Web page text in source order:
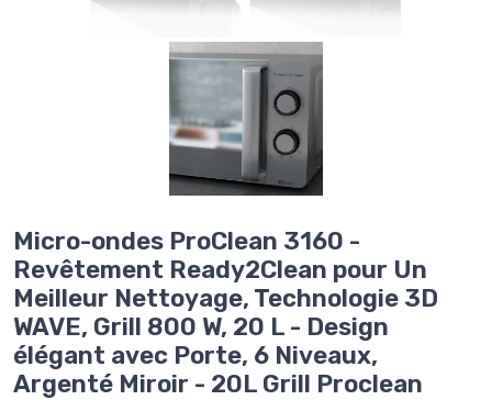
Micro-ondes ProClean 3160 -
Revêtement Ready2Clean pour Un
Meilleur Nettoyage, Technologie 3D
WAVE, Grill 800 W, 20 L - Design
élégant avec Porte, 6 Niveaux,
Argenté Miroir - 20L Grill Proclean